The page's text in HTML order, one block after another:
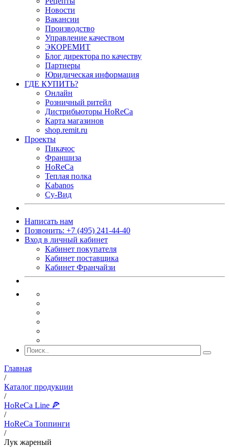
Новости
Вакансии
Производство
Управление качеством
ЭКОРЕМИТ
Блог директора по качеству
Партнеры
Юридическая информация
ГДЕ КУПИТЬ?
Онлайн
Розничный ритейл
Дистрибьюторы HoReCa
Карта магазинов
shop.remit.ru
Проекты
Пикачос
Франшиза
HoReCa
Теплая полка
Kabanos
Су-Вид
Написать нам
Позвонить: +7 (495) 241-44-40
Вход в личный кабинет
Кабинет покупателя
Кабинет поставщика
Кабинет Франчайзи
Главная
/
Каталог продукции
/
HoReCa Line 🍕
/
HoReCa Топпинги
/
Лук жареный